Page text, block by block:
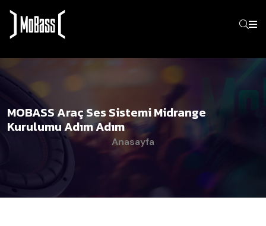
MOBASS Araç Ses Sistemi Midrange
Kurulumu Adım Adım
Anasayfa